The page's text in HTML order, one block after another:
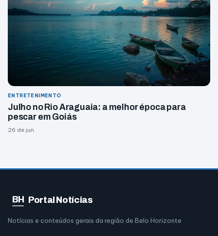
ENTRETENIMENTO
Julho no Rio Araguaia: a melhor época para
pescar em Goiás
26 de jun.
BH Portal Notícias
Notícias e conteúdos gerais da região de Belo Horizonte